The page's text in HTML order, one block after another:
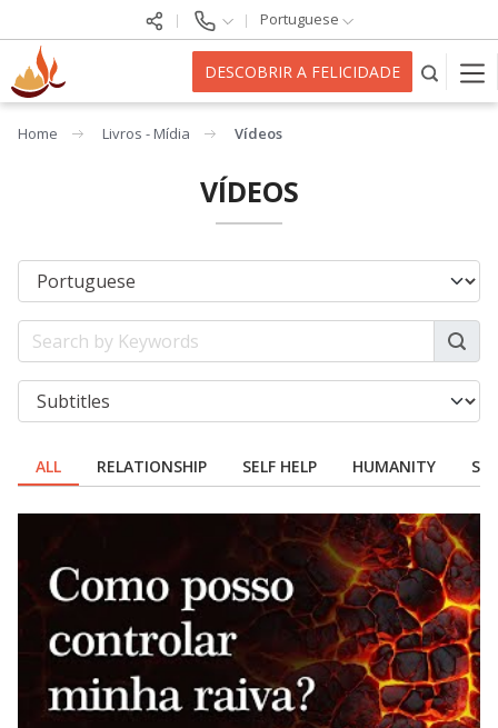
Portuguese
DESCOBRIR A FELICIDADE
Home Livros - Mídia Vídeos
VÍDEOS
ALL RELATIONSHIP SELF HELP HUMANITY